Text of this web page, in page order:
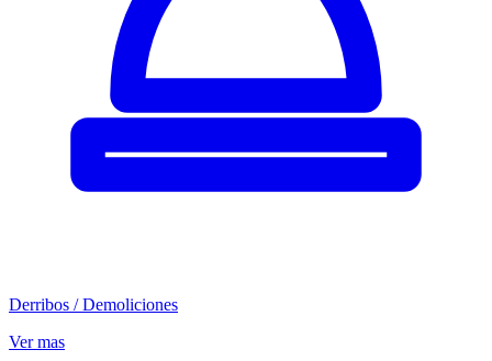
Derribos / Demoliciones
Ver mas